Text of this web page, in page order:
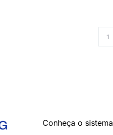
1
Conheça o sistema